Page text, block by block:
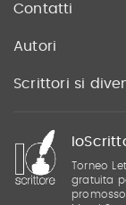
Contatti
Autori
Scrittori si
Torneo
gratuita